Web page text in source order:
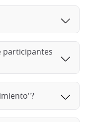
participantes